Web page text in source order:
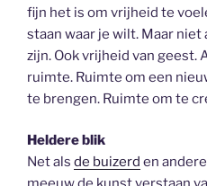
fijn het is om vrijheid te
staan waar je wilt. Maar
zijn. Ook vrijheid van geest.
ruimte. Ruimte om een
te brengen. Ruimte om te
Heldere blik
Net als de buizerd en